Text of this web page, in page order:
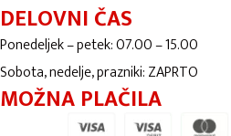
DELOVNI ČAS
Ponedeljek – petek: 07.00 – 15.00
Sobota, nedelje, prazniki: ZAPRTO
MOŽNA PLAČILA